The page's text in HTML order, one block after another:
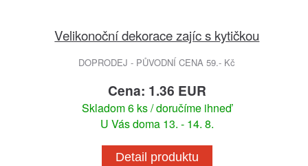
Velikonoční dekorace zajíc s kytičkou
DOPRODEJ - PŮVODNÍ CENA 59.- Kč
Cena: 1.36 EUR
Skladom 6 ks / doručíme ihneď
U Vás doma 13. - 14. 8.
Detail produktu